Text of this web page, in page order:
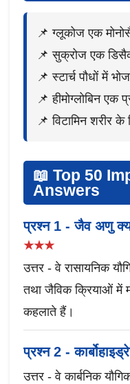
📌 ग्लूकोज एक
📌 सुक्रोज एक
📌 स्टार्च पौधों में
📌 हीमोग्लोबिन एक
📌 विटामिन शरीर
📖 Top 50
Answers
प्रश्न 1 - जैव अणु
★★★
उत्तर - वे रासायनिक
तथा जैविक क्रियाओं में
कहलाते हैं।
प्रश्न 2 -
उत्तर - वे कार्बनिक